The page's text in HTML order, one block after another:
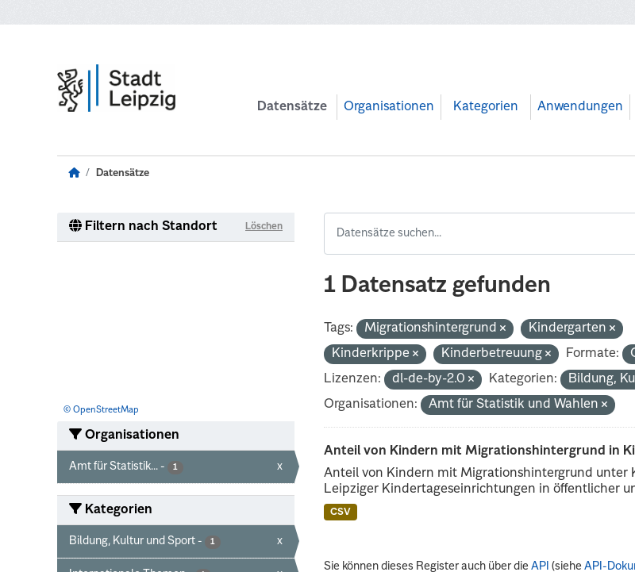
Datensätze Organisationen Kategorien Anwendungen
Datensätze
Filtern nach Standort Löschen
© OpenStreetMap
Organisationen
Amt für Statistik... - 1 x
Kategorien
Bildung, Kultur und Sport - 1 x
1 Datensatz gefunden
Tags: Migrationshintergrund
Kindergarten
Kinderkrippe
Kinderbetreuung Formate:
Lizenzen:
dl-de-by-2.0 Kategorien: Bildung,
Organisationen:
Amt für Statistik und Wahlen
Anteil von Kindern mit Migrationshintergrund in
Anteil von Kindern mit Migrationshintergrund
Leipziger Kindertageseinrichtungen in öffentlicher
CSV
Sie können dieses Register auch über dieAPI (sieheAPI-